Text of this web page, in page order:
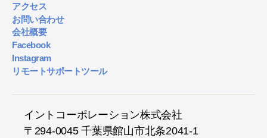
アクセス
お問い合わせ
会社概要
Facebook
Instagram
リモートサポートツール
イントコーポレーション株式会社
〒294-0045 千葉県館山市北条2041-1